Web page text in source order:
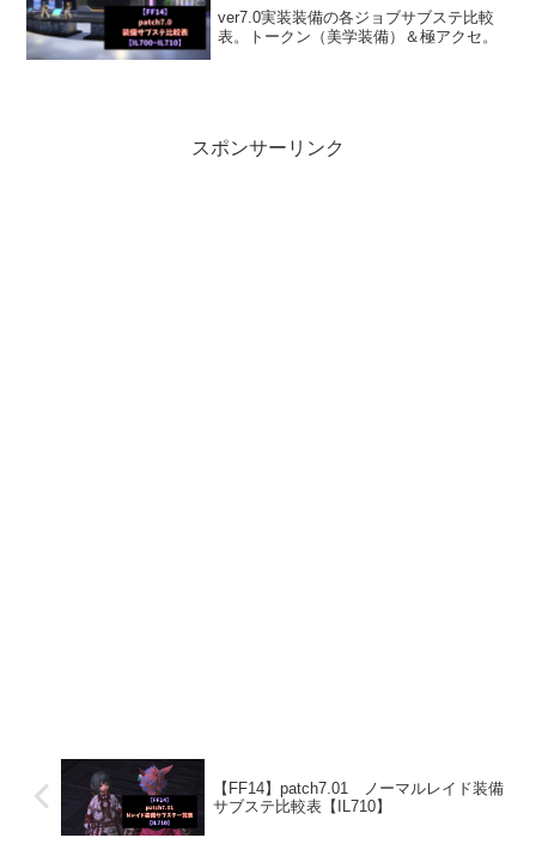
ver7.0実装装備の各ジョブサブステ比較
表。トークン（美学装備）＆極アクセ。
スポンサーリンク
【FF14】patch7.01 ノーマルレイド装備
サブステ比較表【IL710】